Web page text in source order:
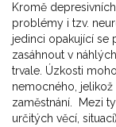
Kromě
problémy i tzv.
jedinci opakující se
zasáhnout v
trvale. Úzkosti
nemocného,
zaměstnání. Mezi
určitých věcí,